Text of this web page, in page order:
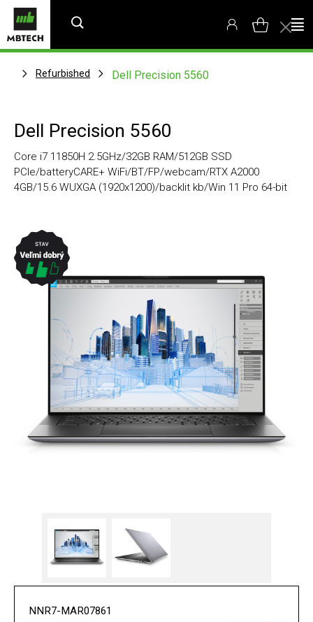
Refurbished Dell Precision 5560
Dell Precision 5560
Core i7 11850H 2.5GHz/32GB RAM/512GB SSD
PCIe/batteryCARE+ WiFi/BT/FP/webcam/RTX A2000
4GB/15.6 WUXGA (1920x1200)/backlit kb/Win 11 Pro 64-bit
NNR7-MAR07861